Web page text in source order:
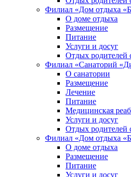
Филиал «Дом отдыха
О доме отдыха
Размещение
Питание
Услуги и досуг
Отдых родителей
Филиал «Санаторий
О санатории
Размещение
Лечение
Питание
Медицинская
Услуги и досуг
Отдых родителей
Филиал «Дом отдыха
О доме отдыха
Размещение
Питание
Услуги и досуг